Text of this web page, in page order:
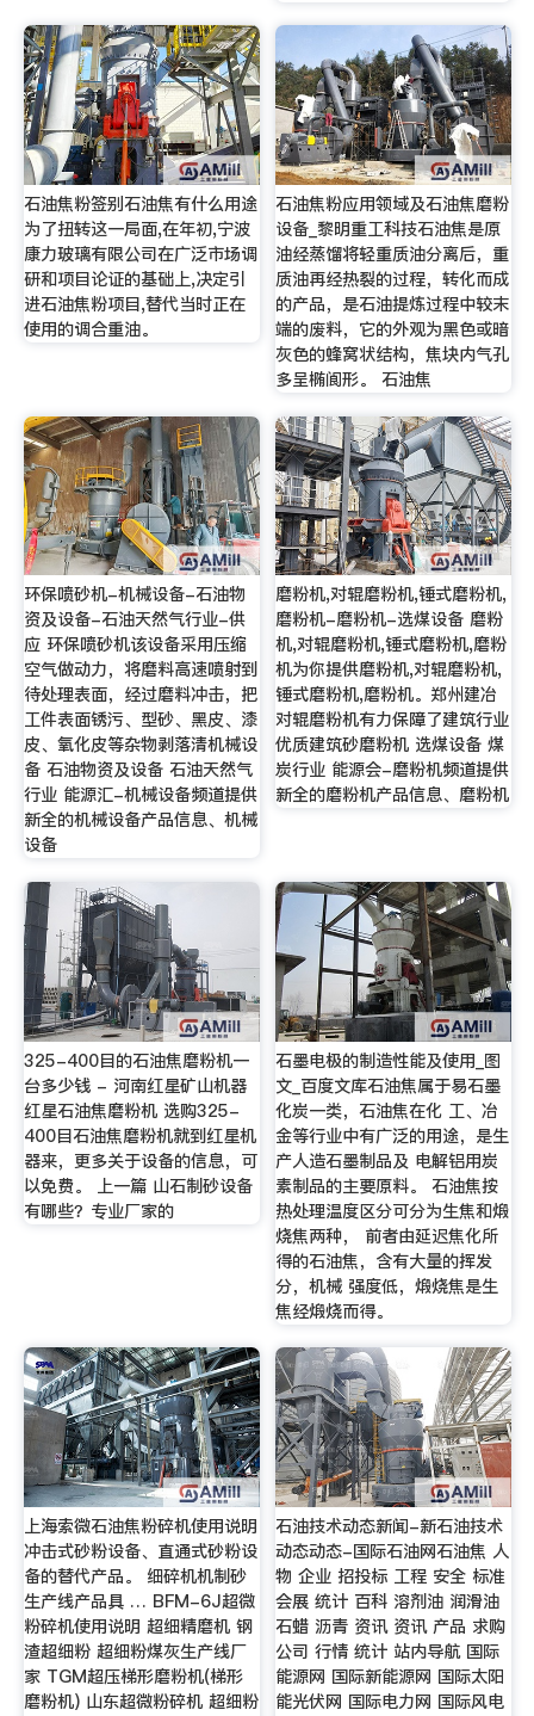
石油焦粉签别石油焦有什么用途
为了扭转这一局面,在年初,宁波
康力玻璃有限公司在广泛市场调
研和项目论证的基础上,决定引
进石油焦粉项目,替代当时正在
使用的调合重油。
石油焦粉应用领域及石油焦磨粉
设备_黎明重工科技石油焦是原
油经蒸馏将轻重质油分离后，重
质油再经热裂的过程，转化而成
的产品，是石油提炼过程中较末
端的废料，它的外观为黑色或暗
灰色的蜂窝状结构，焦块内气孔
多呈椭阆形。 石油焦
环保喷砂机-机械设备-石油物
资及设备-石油天然气行业-供
应 环保喷砂机该设备采用压缩
空气做动力，将磨料高速喷射到
待处理表面，经过磨料冲击，把
工件表面锈污、型砂、黑皮、漆
皮、氧化皮等杂物剥落清机械设
备 石油物资及设备 石油天然气
行业 能源汇-机械设备频道提供
新全的机械设备产品信息、机械
设备
磨粉机,对辊磨粉机,锤式磨粉机,
磨粉机-磨粉机-选煤设备 磨粉
机,对辊磨粉机,锤式磨粉机,磨粉
机为你提供磨粉机,对辊磨粉机,
锤式磨粉机,磨粉机。郑州建冶
对辊磨粉机有力保障了建筑行业
优质建筑砂磨粉机 选煤设备 煤
炭行业 能源会-磨粉机频道提供
新全的磨粉机产品信息、磨粉机
325-400目的石油焦磨粉机一
台多少钱 - 河南红星矿山机器
红星石油焦磨粉机 选购325-
400目石油焦磨粉机就到红星机
器来，更多关于设备的信息，可
以免费。 上一篇 山石制砂设备
有哪些？专业厂家的
石墨电极的制造性能及使用_图
文_百度文库石油焦属于易石墨
化炭一类，石油焦在化 工、冶
金等行业中有广泛的用途，是生
产人造石墨制品及 电解铝用炭
素制品的主要原料。 石油焦按
热处理温度区分可分为生焦和煅
烧焦两种， 前者由延迟焦化所
得的石油焦，含有大量的挥发
分，机械 强度低，煅烧焦是生
焦经煅烧而得。
上海索微石油焦粉碎机使用说明
冲击式砂粉设备、直通式砂粉设
备的替代产品。 细碎机机制砂
生产线产品具 … BFM-6J超微
粉碎机使用说明 超细精磨机 钢
渣超细粉 超细粉煤灰生产线厂
家 TGM超压梯形磨粉机(梯形
磨粉机) 山东超微粉碎机 超细粉
石油技术动态新闻-新石油技术
动态动态-国际石油网石油焦 人
物 企业 招投标 工程 安全 标准
会展 统计 百科 溶剂油 润滑油
石蜡 沥青 资讯 资讯 产品 求购
公司 行情 统计 站内导航 国际
能源网 国际新能源网 国际太阳
能光伏网 国际电力网 国际风电